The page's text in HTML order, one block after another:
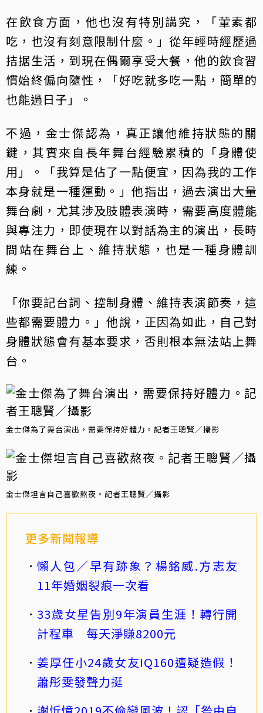
在飲食方面，他也沒有特別講究，「葷素都
吃，也沒有刻意限制什麼。」從年輕時經歷過
拮据生活，到現在偶爾享受大餐，他的飲食習
慣始終偏向隨性，「好吃就多吃一點，簡單的
也能過日子」。
不過，金士傑認為，真正讓他維持狀態的關
鍵，其實來自長年舞台經驗累積的「身體使
用」。「我算是佔了一點便宜，因為我的工作
本身就是一種運動。」他指出，過去演出大量
舞台劇，尤其涉及肢體表演時，需要高度體能
與專注力，即使現在以對話為主的演出，長時
間站在舞台上、維持狀態，也是一種身體訓
練。
「你要記台詞、控制身體、維持表演節奏，這
些都需要體力。」他說，正因為如此，自己對
身體狀態會有基本要求，否則根本無法站上舞
台。
金士傑為了舞台演出，需要保持好體力。記者王聰賢／攝影
金士傑坦言自己喜歡熬夜。記者王聰賢／攝影
更多新聞報導
懶人包／早有跡象？楊銘威.方志友
11年婚姻裂痕一次看
33歲女星告別9年演員生涯！轉行開
計程車 每天淨賺8200元
姜厚任小24歲女友IQ160遭疑造假！
蕭彤雯發聲力挺